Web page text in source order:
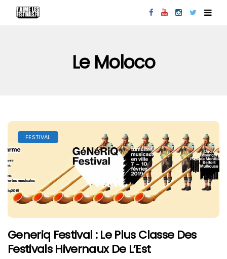
Le Moloco
FESTIVAL
Generiq Festival : Le Plus Classe Des
Festivals Hivernaux De L’Est